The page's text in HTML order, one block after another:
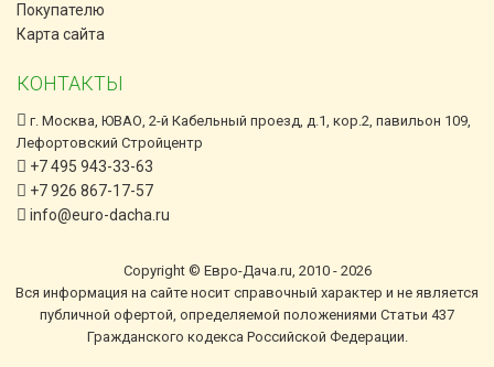
Покупателю
Карта сайта
КОНТАКТЫ
г. Москва, ЮВАО, 2-й Кабельный проезд, д.1, кор.2, павильон 109,
Лефортовский Стройцентр
+7 495 943-33-63
+7 926 867-17-57
info@euro-dacha.ru
Copyright © Евро-Дача.ru, 2010 - 2026
Вся информация на сайте носит справочный характер и не является
публичной офертой, определяемой положениями Статьи 437
Гражданского кодекса Российской Федерации.